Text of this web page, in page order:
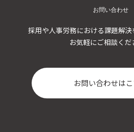
お問い合わせ
採用や人事労務における課題解決
お気軽にご相談くだ
お問い合わせは